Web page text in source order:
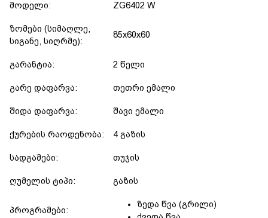
პოლიტიკა
მოდელი: ZG6402 W
ზომები (სიმაღლე,
სიგანე, სიღრმე):
85x60x60
გარანტია: 2 წელი
გარე დაფარვა: თეთრი ემალი
შიდა დაფარვა: შავი ემალი
ქურების რაოდენობა: 4 გაზის
სადგამები: თუჯის
ღუმელის ტიპი: გაზის
პროგრამები:
ზედა წვა (გრილი)